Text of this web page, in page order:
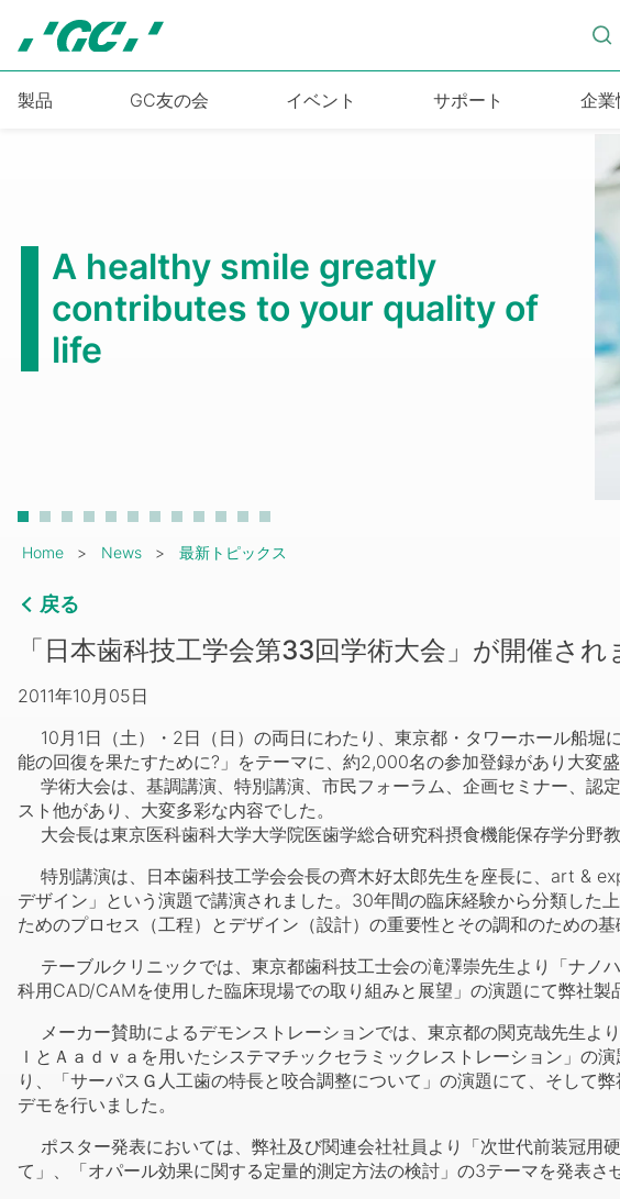
製品 GC友の会 イベント サポート 企業
もっと見る
Breadcrumb
Home News 最新トピックス
戻る
「日本歯科技工学会第33回学術大会」が開催され
2011年10月05日
10月1日（土）・2日（日）の両日にわたり、東京都・タワーホール船堀
能の回復を果たすために?」をテーマに、約2,000名の参加登録があり大変盛
学術大会は、基調講演、特別講演、市民フォーラム、企画セミナー、認
スト他があり、大変多彩な内容でした。
大会長は東京医科歯科大学大学院医歯学総合研究科摂食機能保存学分野教
特別講演は、日本歯科技工学会会長の齊木好太郎先生を座長に、art &
デザイン」という演題で講演されました。30年間の臨床経験から分類した
ためのプロセス（工程）とデザイン（設計）の重要性とその調和のための
テーブルクリニックでは、東京都歯科技工士会の滝澤崇先生より「ナノ
科用CAD/CAMを使用した臨床現場での取り組みと展望」の演題にて弊社製
メーカー賛助によるデモンストレーションでは、東京都の関克哉先生よ
ｌとＡａｄｖａを用いたシステマチックセラミックレストレーション」の
り、「サーパスＧ人工歯の特長と咬合調整について」の演題にて、そして
デモを行いました。
ポスター発表においては、弊社及び関連会社社員より「次世代前装冠用
て」、「オパール効果に関する定量的測定方法の検討」の3テーマを発表さ